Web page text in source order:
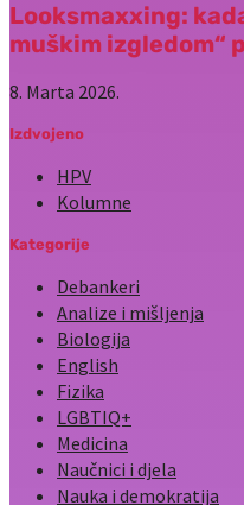
Looksmaxxing:
muškim izgledom“
8. Marta 2026.
Izdvojeno
HPV
Kolumne
Kategorije
Debankeri
Analize i mišljenja
Biologija
English
Fizika
LGBTIQ+
Medicina
Naučnici i djela
Nauka i demokratija